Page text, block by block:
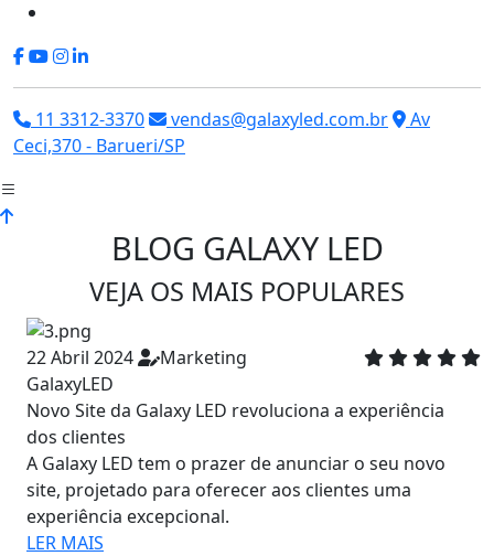
11 3312-3370 vendas@galaxyled.com.br
Av
Ceci,370 - Barueri/SP
BLOG GALAXY LED
VEJA OS MAIS POPULARES
22 Abril 2024
Marketing
GalaxyLED
Novo Site da Galaxy LED revoluciona a experiência
dos clientes
A Galaxy LED tem o prazer de anunciar o seu novo
site, projetado para oferecer aos clientes uma
experiência excepcional.
LER MAIS
22 Maio2024
GalaxyLED
02 Maio2024
GalaxyLED